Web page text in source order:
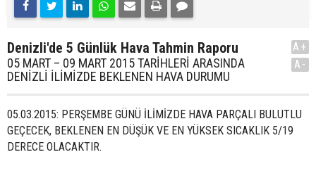
Denizli'de 5 Günlük Hava Tahmin Raporu
05 MART – 09 MART 2015 TARİHLERİ ARASINDA
DENİZLİ İLİMİZDE BEKLENEN HAVA DURUMU
A+
A-
05.03.2015: PERŞEMBE GÜNÜ İLİMİZDE HAVA PARÇALI BULUTLU
GEÇECEK, BEKLENEN EN DÜŞÜK VE EN YÜKSEK SICAKLIK 5/19
DERECE OLACAKTIR.